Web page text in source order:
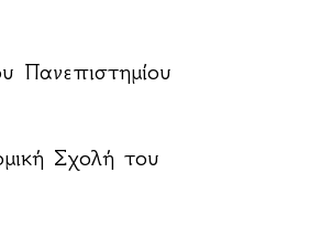
Πανεπιστημίου
Σχολή του